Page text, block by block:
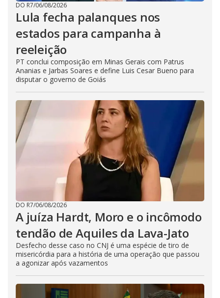
DO R7/06/08/2026
Lula fecha palanques nos
estados para campanha à
reeleição
PT conclui composição em Minas Gerais com Patrus
Ananias e Jarbas Soares e define Luis Cesar Bueno para
disputar o governo de Goiás
DO R7/06/08/2026
A juíza Hardt, Moro e o incômodo
tendão de Aquiles da Lava-Jato
Desfecho desse caso no CNJ é uma espécie de tiro de
misericórdia para a história de uma operação que passou
a agonizar após vazamentos